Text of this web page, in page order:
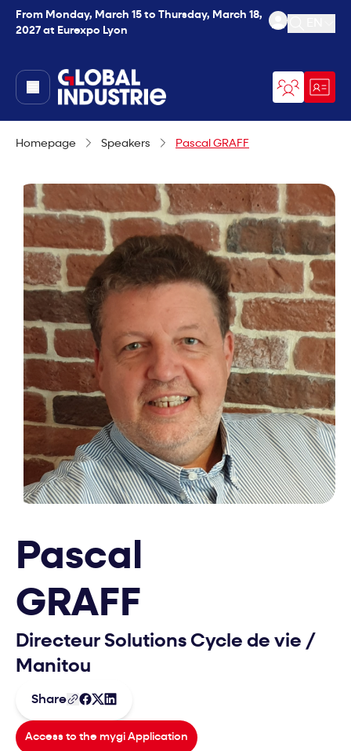
From Monday, March 15 to Thursday, March 18,
2027 at Eurexpo Lyon
Open
page.home
Homepage Speakers Pascal GRAFF
Pascal
GRAFF
Directeur Solutions Cycle de vie /
Manitou
Share
Access to the mygi Application